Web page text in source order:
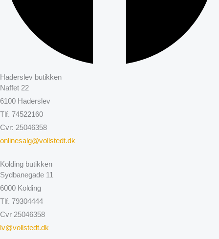
Haderslev butikken
Naffet 22
6100 Haderslev
Tlf. 74522160
Cvr: 25046358
onlinesalg@vollstedt.dk
Kolding butikken
Sydbanegade 11
6000 Kolding
Tlf. 79304444
Cvr 25046358
lv@vollstedt.dk